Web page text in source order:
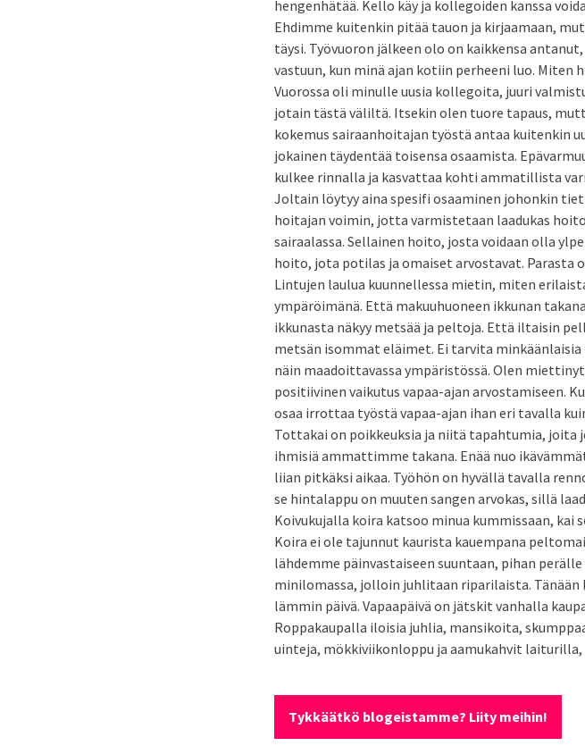
hengenhätää. Kello käy ja kollegoiden kanssa
Ehdimme kuitenkin pitää tauon ja kirjaamaan,
täysi. Työvuoron jälkeen olo on kaikkensa
vastuun, kun minä ajan kotiin perheeni luo.
Vuorossa oli minulle uusia kollegoita, juuri
jotain tästä väliltä. Itsekin olen tuore tapaus,
kokemus sairaanhoitajan työstä antaa kuitenkin
jokainen täydentää toisensa osaamista.
kulkee rinnalla ja kasvattaa kohti ammatillista
Joltain löytyy aina spesifi osaaminen johonkin
hoitajan voimin, jotta varmistetaan laadukas
sairaalassa. Sellainen hoito, josta voidaan olla
hoito, jota potilas ja omaiset arvostavat. Parasta
Lintujen laulua kuunnellessa mietin, miten
ympäröimänä. Että makuuhuoneen ikkunan
ikkunasta näkyy metsää ja peltoja. Että iltaisin
metsän isommat eläimet. Ei tarvita
näin maadoittavassa ympäristössä. Olen
positiivinen vaikutus vapaa-ajan arvostamiseen.
osaa irrottaa työstä vapaa-ajan ihan eri tavalla
Tottakai on poikkeuksia ja niitä tapahtumia,
ihmisiä ammattimme takana. Enää nuo
liian pitkäksi aikaa. Työhön on hyvällä tavalla
se hintalappu on muuten sangen arvokas, sillä
Koivukujalla koira katsoo minua kummissaan,
Koira ei ole tajunnut kaurista kauempana
lähdemme päinvastaiseen suuntaan, pihan
minilomassa, jolloin juhlitaan riparilaista.
lämmin päivä. Vapaapäivä on jätskit vanhalla
Roppakaupalla iloisia juhlia, mansikoita,
uinteja, mökkiviikonloppu ja aamukahvit laiturilla,
Tykkäätkö blogeistamme? Liity meihin!